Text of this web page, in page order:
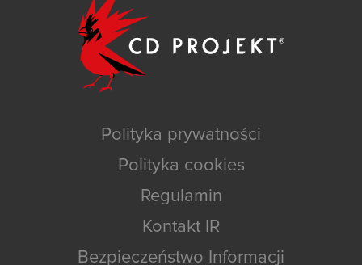
Polityka prywatności
Polityka cookies
Regulamin
Kontakt IR
Bezpieczeństwo Informacji